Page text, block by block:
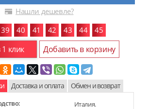
Нашли дешевле?
39 40 41 42 43 44 45
клик Добавить в корзину
Доставка и оплата Обмен и возврат
Италия.